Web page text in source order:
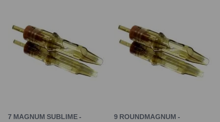
7 MAGNUM SUBLIME -
9 ROUNDMAGNUM -